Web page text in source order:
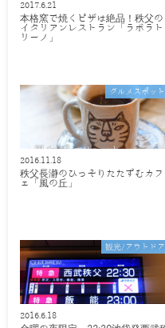
2017.6.21
本格窯で焼くピザは絶品！秩父の
イタリアンレストラン「ラボラト
リーノ」
グルメスポット
2016.11.18
秩父長瀞のひっそりたたずむカフ
ェ「風の丘」
観光/アウトドア
2016.6.18